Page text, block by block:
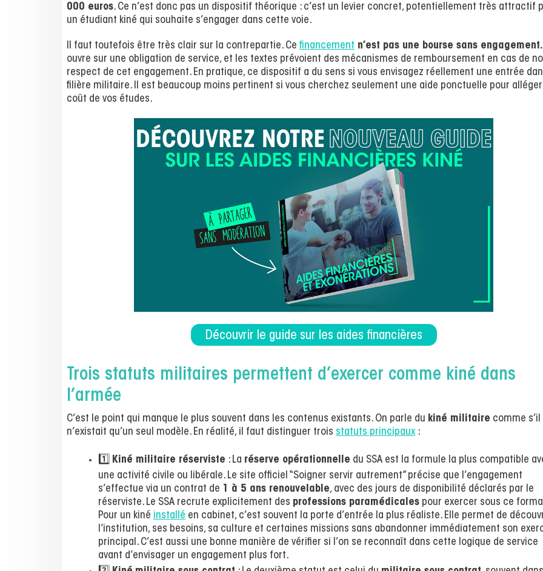
000 euros. Ce n’est donc pas un dispositif théorique : c’est un levier concret, potentiellement très attractif
un étudiant kiné qui souhaite s’engager dans cette voie.
Il faut toutefois être très clair sur la contrepartie. Ce financement n’est pas une bourse sans engagement.
ouvre sur une obligation de service, et les textes prévoient des mécanismes de remboursement en cas de
respect de cet engagement. En pratique, ce dispositif a du sens si vous envisagez réellement une entrée
filière militaire. Il est beaucoup moins pertinent si vous cherchez seulement une aide ponctuelle pour
coût de vos études.
Découvrir le guide sur les aides financières
Trois statuts militaires permettent d’exercer comme kiné dans
l’armée
C’est le point qui manque le plus souvent dans les contenus existants. On parle du kiné militaire comme s’il
n’existait qu’un seul modèle. En réalité, il faut distinguer trois statuts principaux:
1️⃣ Kiné militaire réserviste : La réserve opérationnelle du SSA est la formule la plus compatible
une activité civile ou libérale. Le site officiel “Soigner servir autrement” précise que l’engagement
s’effectue via un contrat de 1 à 5 ans renouvelable, avec des jours de disponibilité déclarés par le
réserviste. Le SSA recrute explicitement des professions paramédicales pour exercer sous ce
Pour un kiné installé en cabinet, c’est souvent la porte d’entrée la plus réaliste. Elle permet de
l’institution, ses besoins, sa culture et certaines missions sans abandonner immédiatement son
principal. C’est aussi une bonne manière de vérifier si l’on se reconnaît dans cette logique de service
avant d’envisager un engagement plus fort.